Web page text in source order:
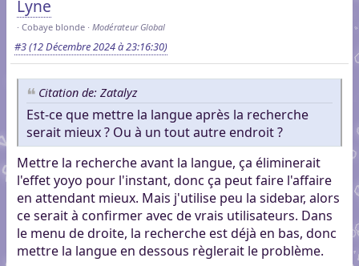
Lyne
Cobaye blonde Modérateur Global
#3(12 Décembre 2024 à 23:16:30)
Citation de: Zatalyz
Est-ce que mettre la langue après la recherche
serait mieux ? Ou à un tout autre endroit ?
Mettre la recherche avant la langue, ça éliminerait
l'effet yoyo pour l'instant, donc ça peut faire l'affaire
en attendant mieux. Mais j'utilise peu la sidebar, alors
ce serait à confirmer avec de vrais utilisateurs. Dans
le menu de droite, la recherche est déjà en bas, donc
mettre la langue en dessous règlerait le problème.